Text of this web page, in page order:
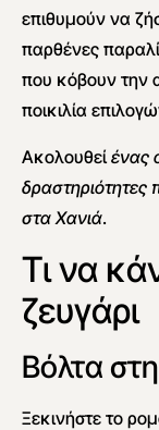
επιθυμούν να
παρθένες
που κόβουν την
ποικιλία
Ακολουθείένας
στα Χανιά.
Τι να
ζευγάρι
Βόλτα
Ξεκινήστε το